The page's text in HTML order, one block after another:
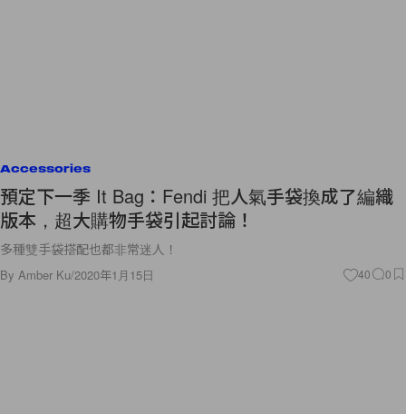
Accessories
預定下一季 It Bag：Fendi 把人氣手袋換成了編織
版本，超大購物手袋引起討論！
多種雙手袋搭配也都非常迷人！
By Amber Ku/2020年1月15日 40 0